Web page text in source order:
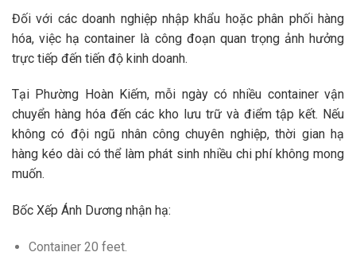
Đối với các doanh nghiệp nhập khẩu hoặc phân phối hàng
hóa, việc hạ container là công đoạn quan trọng ảnh hưởng
trực tiếp đến tiến độ kinh doanh.
Tại Phường Hoàn Kiếm, mỗi ngày có nhiều container vận
chuyển hàng hóa đến các kho lưu trữ và điểm tập kết. Nếu
không có đội ngũ nhân công chuyên nghiệp, thời gian hạ
hàng kéo dài có thể làm phát sinh nhiều chi phí không mong
muốn.
Bốc Xếp Ánh Dương nhận hạ:
Container 20 feet.